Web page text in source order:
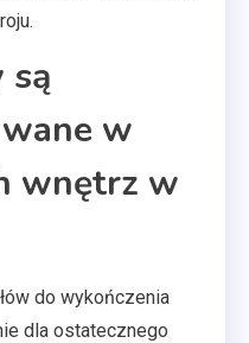
są
w
wnętrz w
do wykończenia
dla ostatecznego